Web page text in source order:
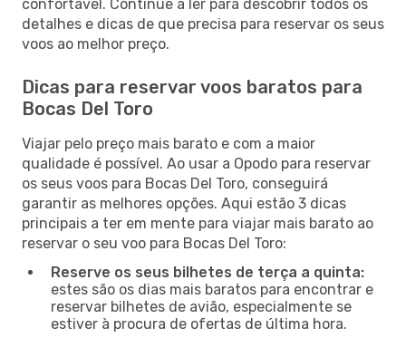
confortável. Continue a ler para descobrir todos os
detalhes e dicas de que precisa para reservar os seus
voos ao melhor preço.
Dicas para reservar voos baratos para
Bocas Del Toro
Viajar pelo preço mais barato e com a maior
qualidade é possível. Ao usar a Opodo para reservar
os seus voos para Bocas Del Toro, conseguirá
garantir as melhores opções. Aqui estão 3 dicas
principais a ter em mente para viajar mais barato ao
reservar o seu voo para Bocas Del Toro:
Reserve os seus bilhetes de terça a quinta:
estes são os dias mais baratos para encontrar e
reservar bilhetes de avião, especialmente se
estiver à procura de ofertas de última hora.